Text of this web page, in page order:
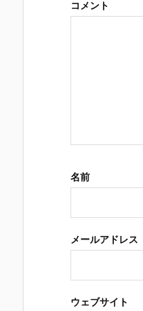
コメント
名前
メールアドレス
ウェブサイト